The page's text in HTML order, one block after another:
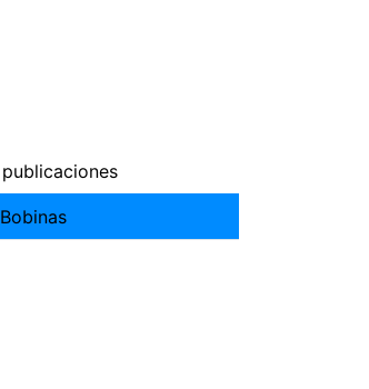
publicaciones
Bobinas